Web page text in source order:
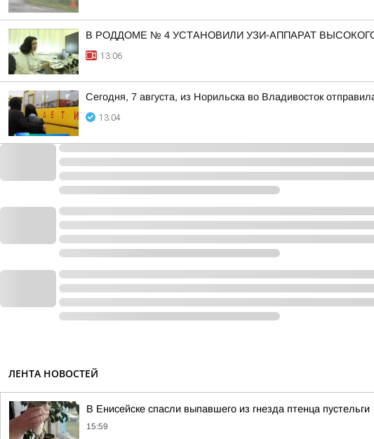
В РОДДОМЕ № 4 УСТАНОВИЛИ УЗИ-АППАРАТ
13:06
Сегодня, 7 августа, из Норильска во Владивосток
13:04
ЛЕНТА НОВОСТЕЙ
В Енисейске спасли выпавшего из гнезда птенца пустельги
15:59